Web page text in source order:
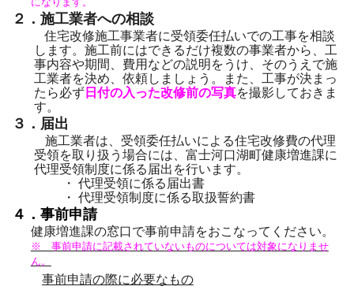
２．施工業者への相談
住宅改修施工事業者に受領委任払いでの工事を相談
します。施工前にはできるだけ複数の事業者から、工
事内容や期間、費用などの説明をうけ、そのうえで施
工業者を決め、依頼しましょう。また、工事が決まっ
たら必ず 日付の入った改修前の写真を撮影しておきま
す。
３．届出
施工業者は、受領委任払いによる住宅改修費の代理
受領を取り扱う場合には、富士河口湖町健康増進課に
代理受領制度に係る届出を行います。
・ 代理受領に係る届出書
・ 代理受領制度に係る取扱誓約書
４．事前申請
健康増進課の窓口で事前申請をおこなってください。
※ 事前申請に記載されていないものについては対象になりませ
ん。
事前申請の際に必要なもの